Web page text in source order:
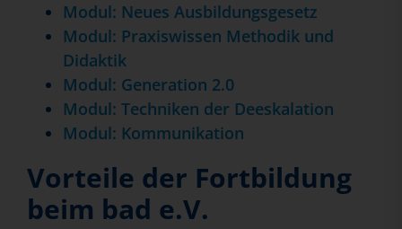
Modul: Neues Ausbildungsgesetz
Modul: Praxiswissen Methodik und
Didaktik
Modul: Generation 2.0
Modul: Techniken der Deeskalation
Modul: Kommunikation
Vorteile der Fortbildung
beim bad e.V.